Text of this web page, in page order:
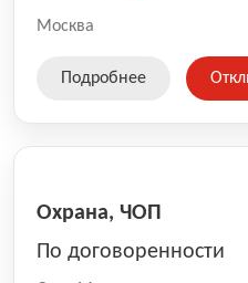
Москва
Подробнее
Охрана, ЧОП
По договоренности